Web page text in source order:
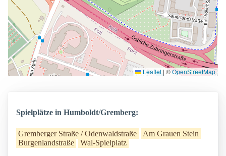
Leaflet | ©OpenStreetMap
Spielplätze in Humboldt/Gremberg:
Gremberger Straße / Odenwaldstraße
Am Grauen Stein
Burgenlandstraße
Wal-Spielplatz